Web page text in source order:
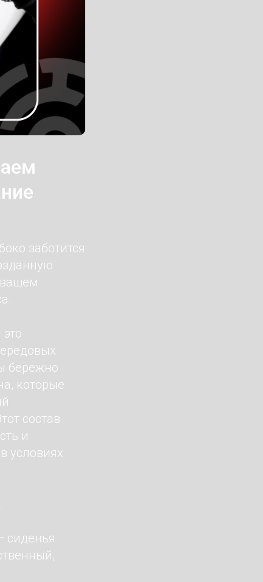
заботится
бережно
которые
состав
и
условиях
сиденья